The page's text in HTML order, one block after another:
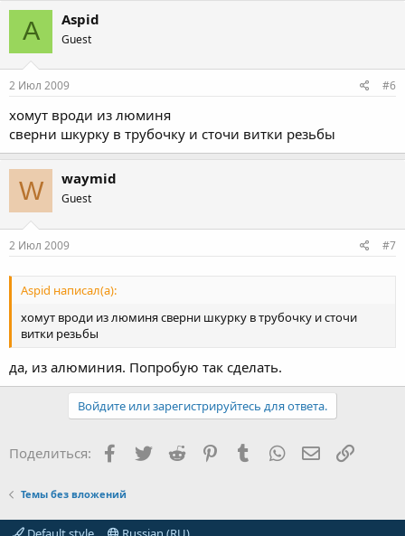
A Aspid
Guest
2 Июл 2009 #6
хомут вроди из люминя
сверни шкурку в трубочку и сточи витки резьбы
W waymid
Guest
2 Июл 2009 #7
Aspid написал(а):
хомут вроди из люминя сверни шкурку в трубочку и сточи
витки резьбы
да, из алюминия. Попробую так сделать.
Войдите или зарегистрируйтесь для ответа.
Поделиться: Facebook
TwitterReddit PinterestTumblr WhatsApp Ссылка
Темы без вложений